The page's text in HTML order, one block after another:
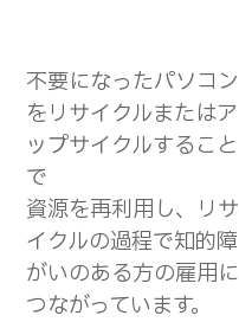
不要になったパソコン
をリサイクルまたはア
ップサイクルすること
で
資源を再利用し、リサ
イクルの過程で知的障
がいのある方の雇用に
つながっています。